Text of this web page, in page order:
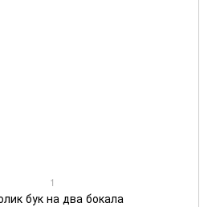
1
бук на два бокала